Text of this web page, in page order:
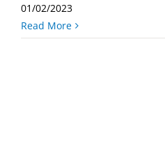
01/02/2023
Read More